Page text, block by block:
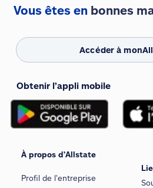
Vous êtes en bonnes
Accéder à
Obtenir l’appli mobile
À propos d’Allstate
Profil de l’entreprise